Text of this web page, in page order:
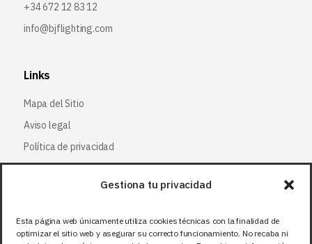
Gestiona tu privacidad
Esta página web únicamente utiliza cookies técnicas con la finalidad de
optimizar el sitio web y asegurar su correcto funcionamiento. No recaba ni
+34 672 12 83 12
info@bjflighting.com
Links
Mapa del Sitio
Aviso legal
Política de privacidad
Política de cookies
Síguenos